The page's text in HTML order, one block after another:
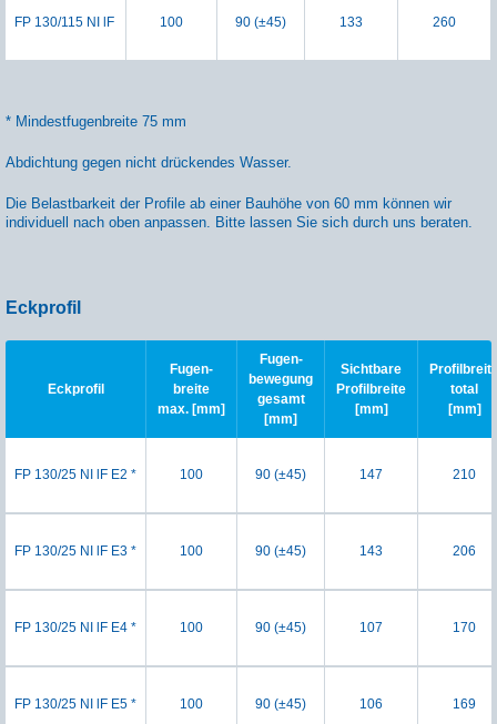
FP 130/115 NI lF 100 90 (±45) 133 260
* Mindestfugenbreite 75 mm
Abdichtung gegen nicht drückendes Wasser.
Die Belastbarkeit der Profile ab einer Bauhöhe von 60 mm können wir
individuell nach oben anpassen. Bitte lassen Sie sich durch uns beraten.
Eckprofil
Eckprofil
Fugen-
breite
max. [mm]
Fugen-
bewegung
gesamt
[mm]
Sichtbare
Profilbreite
[mm]
total
[mm]
FP 130/25 NI lF E2 * 100 90 (±45) 147 210
FP 130/25 NI lF E3 * 100 90 (±45) 143 206
FP 130/25 NI lF E4 * 100 90 (±45) 107 170
FP 130/25 NI lF E5 * 100 90 (±45) 106 169